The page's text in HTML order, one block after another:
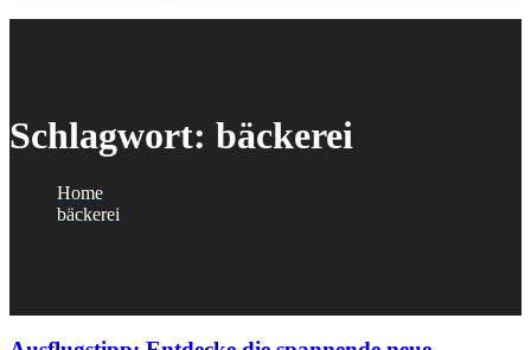
Schlagwort: bäckerei
Home
bäckerei